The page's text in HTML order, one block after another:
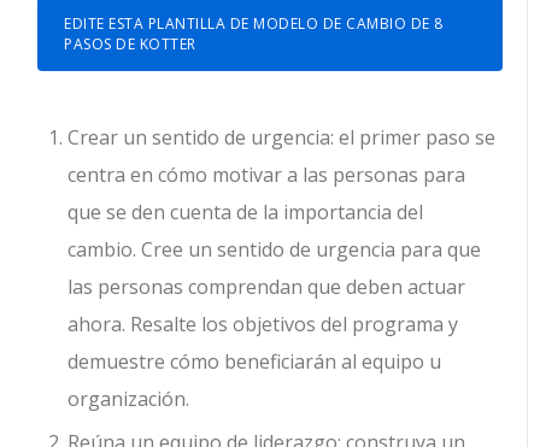
EDITE ESTA PLANTILLA DE MODELO DE CAMBIO DE 8
PASOS DE KOTTER
Crear un sentido de urgencia: el primer paso se
centra en cómo motivar a las personas para
que se den cuenta de la importancia del
cambio. Cree un sentido de urgencia para que
las personas comprendan que deben actuar
ahora. Resalte los objetivos del programa y
demuestre cómo beneficiarán al equipo u
organización.